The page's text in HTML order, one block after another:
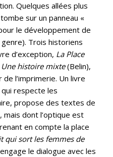
Quelques allées plus
sur un panneau «
le développement de
Trois historiens
d’exception, La Place
histoire mixte(Belin),
l’imprimerie. Un livre
qui respecte les
propose des textes de
dont l’optique est
en compte la place
qui sort les femmes de
le dialogue avec les